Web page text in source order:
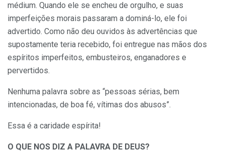
médium. Quando ele se encheu de orgulho, e suas
imperfeições morais passaram a dominá-lo, ele foi
advertido. Como não deu ouvidos às advertências que
supostamente teria recebido, foi entregue nas mãos dos
espíritos imperfeitos, embusteiros, enganadores e
pervertidos.
Nenhuma palavra sobre as “pessoas sérias, bem
intencionadas, de boa fé, vítimas dos abusos”.
Essa é a caridade espírita!
O QUE NOS DIZ A PALAVRA DE DEUS?